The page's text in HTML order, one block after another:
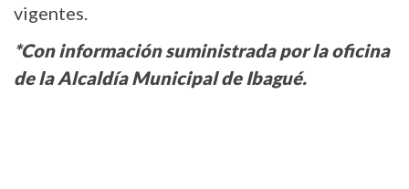
vigentes.
*Con información suministrada por la oficina
de la Alcaldía Municipal de Ibagué.